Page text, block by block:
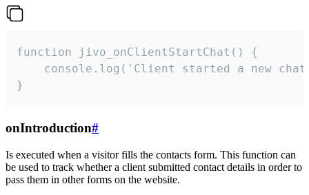
function jivo_onClientStartChat() {
console.log('Client started a new
}
onIntroduction#
Is executed when a visitor fills the contacts form. This function can
be used to track whether a client submitted contact details in order to
pass them in other forms on the website.